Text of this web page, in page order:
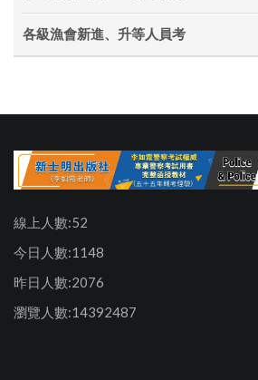
各級漁會新進、升等人員考
線上人數:52
今日人數:1148
昨日人數:2076
瀏覽人數:14392487